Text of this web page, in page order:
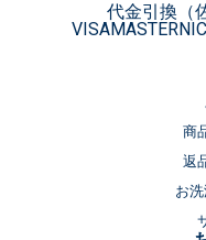
商
返
お
代金引換（
VISAMASTER